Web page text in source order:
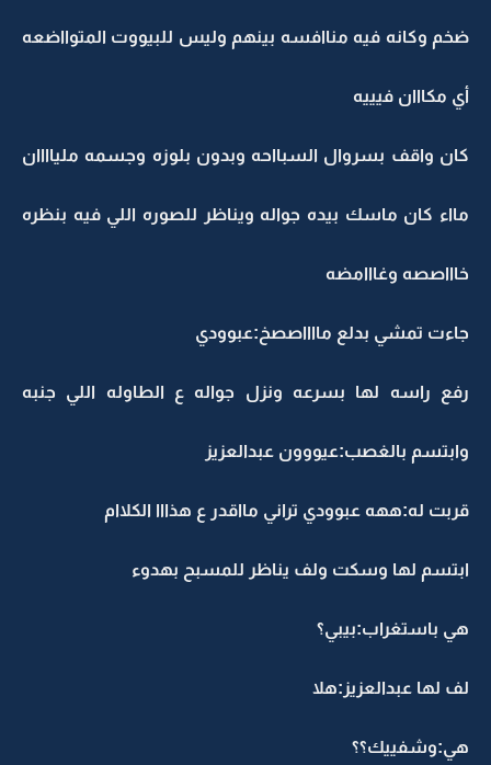
ضخم وكانه فيه مناافسه بينهم وليس للبيووت المتوااضعه
أي مكااان فيييه
كان واقف بسروال السبااحه وبدون بلوزه وجسمه ملياااان
مااء كان ماسك بيده جواله ويناظر للصوره اللي فيه بنظره
خاااصصه وغااامضه
جاءت تمشي بدلع مااااصصخ:عبوودي
رفع راسه لها بسرعه ونزل جواله ع الطاوله اللي جنبه
وابتسم بالغصب:عيووون عبدالعزيز
قربت له:ههه عبوودي تراني مااقدر ع هذااا الكلاام
ابتسم لها وسكت ولف يناظر للمسبح بهدوء
هي باستغراب:بيبي؟
لف لها عبدالعزيز:هلا
هي:وشفييك؟؟